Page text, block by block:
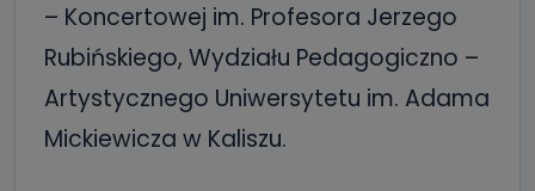
– Koncertowej im. Profesora Jerzego
Rubińskiego, Wydziału Pedagogiczno –
Artystycznego Uniwersytetu im. Adama
Mickiewicza w Kaliszu.